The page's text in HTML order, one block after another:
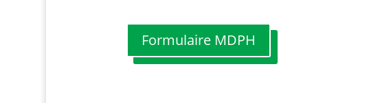
Formulaire MDPH